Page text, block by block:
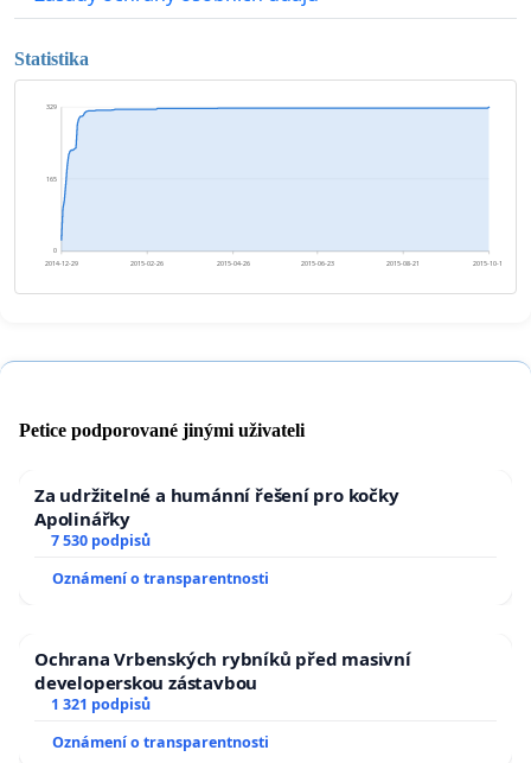
Statistika
0
165
329
2014-12-29 2015-02-26 2015-04-26 2015-06-23 2015-08-21 2015-10-19
Petice podporované jinými uživateli
Za udržitelné a humánní řešení pro kočky
Apolinářky
7 530 podpisů
Oznámení o transparentnosti
Ochrana Vrbenských rybníků před masivní
developerskou zástavbou
1 321 podpisů
Oznámení o transparentnosti